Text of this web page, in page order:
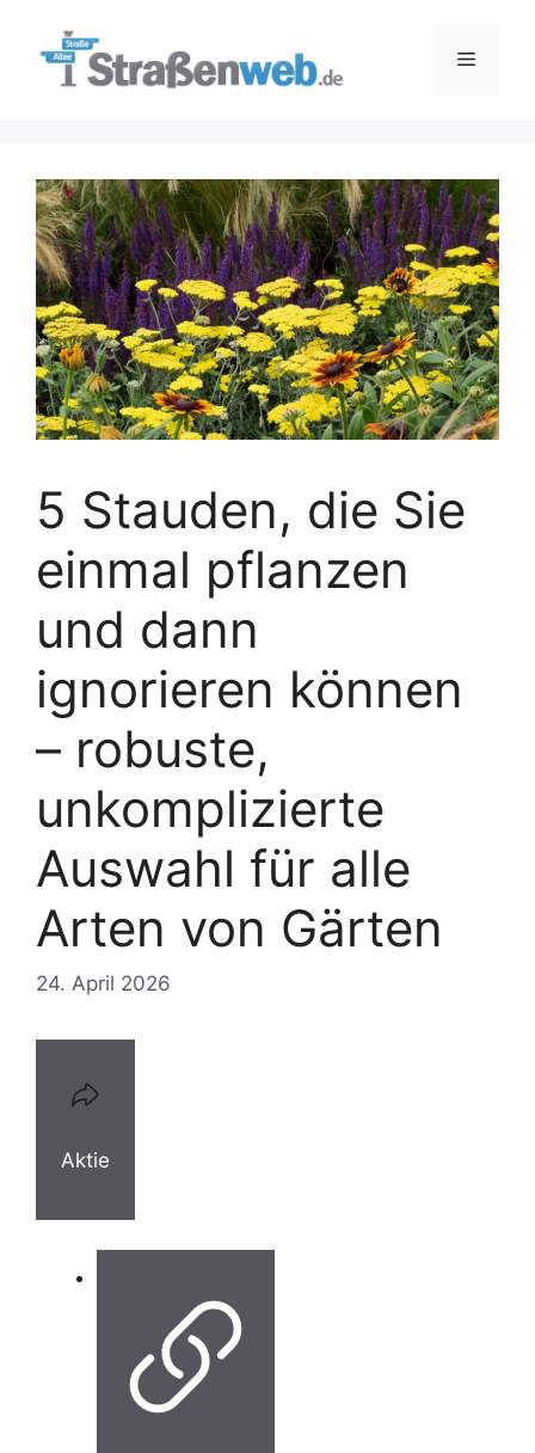
Menü
5 Stauden, die Sie
einmal pflanzen
und dann
ignorieren können
– robuste,
unkomplizierte
Auswahl für alle
Arten von Gärten
24. April 2026
Aktie